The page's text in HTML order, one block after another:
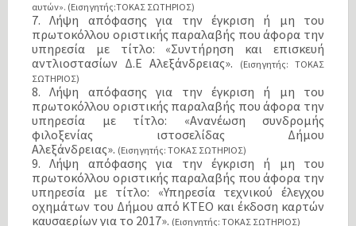
αυτών». (Εισηγητής:ΤΟΚΑΣ ΣΩΤΗΡΙΟΣ)
7. Λήψη απόφασης για την έγκριση ή μη του
πρωτοκόλλου οριστικής παραλαβής που άφορα την
υπηρεσία με τίτλο: «Συντήρηση και επισκευή
αντλιοστασίων Δ.Ε Αλεξάνδρειας».
(Εισηγητής: ΤΟΚΑΣ
ΣΩΤΗΡΙΟΣ)
8. Λήψη απόφασης για την έγκριση ή μη του
πρωτοκόλλου οριστικής παραλαβής που άφορα την
υπηρεσία με τίτλο: «Ανανέωση συνδρομής
φιλοξενίας ιστοσελίδας Δήμου
Αλεξάνδρειας». (Εισηγητής: ΤΟΚΑΣ ΣΩΤΗΡΙΟΣ)
9. Λήψη απόφασης για την έγκριση ή μη του
πρωτοκόλλου οριστικής παραλαβής που άφορα την
υπηρεσία με τίτλο: «Υπηρεσία τεχνικού έλεγχου
οχημάτων του Δήμου από ΚΤΕΟ και έκδοση καρτών
καυσαερίων για το 2017». (Εισηγητής: ΤΟΚΑΣ ΣΩΤΗΡΙΟΣ)